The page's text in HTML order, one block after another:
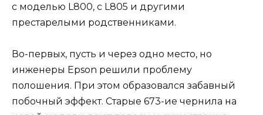
с моделью L800, с L805 и другими
престарелыми родственниками.
Во-первых, пусть и через одно место, но
инженеры Epson решили проблему
полошения. При этом образовался забавный
побочный эффект. Старые 673-ие чернила на